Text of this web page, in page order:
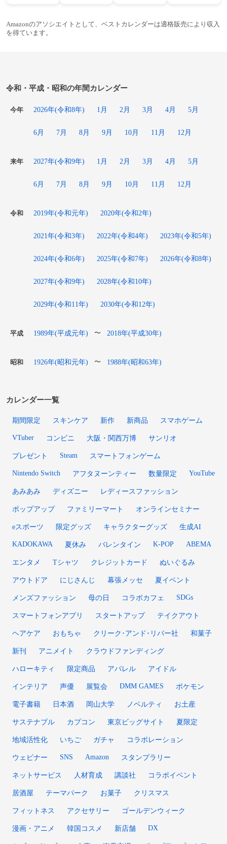
Amazonのアソシエイトとして、ベストカレンダーは適格販売により収入
を得ています。
令和・平成・昭和の年間カレンダー
今年 2026年(令和8年) 1月 2月 3月 4月 5月
6月 7月 8月 9月 10月 11月 12月
来年 2027年(令和9年) 1月 2月 3月 4月 5月
6月 7月 8月 9月 10月 11月 12月
令和 2019年(令和元年) 2020年(令和2年)
2021年(令和3年) 2022年(令和4年) 2023年(令和5年)
2024年(令和6年) 2025年(令和7年) 2026年(令和8年)
2027年(令和9年) 2028年(令和10年)
2029年(令和11年) 2030年(令和12年)
平成 1989年(平成元年) 〜 2018年(平成30年)
昭和 1926年(昭和元年) 〜 1988年(昭和63年)
カレンダー一覧
期間限定 スキンケア 新作 新商品 スマホゲーム
VTuber コンビニ 大阪・関西万博 サンリオ
プレゼント Steam スマートフォンゲーム
Nintendo Switch アフタヌーンティー 数量限定 YouTube
あみあみ ディズニー レディースファッション
ポップアップ ファミリーマート オンラインセミナー
eスポーツ 限定グッズ キャラクターグッズ 生成AI
KADOKAWA 夏休み バレンタイン K-POP ABEMA
エンタメ Tシャツ クレジットカード ぬいぐるみ
アウトドア にじさんじ 幕張メッセ 夏イベント
メンズファッション 母の日 コラボカフェ SDGs
スマートフォンアプリ スタートアップ テイクアウト
ヘアケア おもちゃ クリーク･アンド･リバー社 和菓子
新刊 アニメイト クラウドファンディング
ハローキティ 限定商品 アパレル アイドル
インテリア 声優 展覧会 DMM GAMES ポケモン
電子書籍 日本酒 岡山大学 ノベルティ お土産
サステナブル カプコン 東京ビッグサイト 夏限定
地域活性化 いちご ガチャ コラボレーション
ウェビナー SNS Amazon スタンプラリー
ネットサービス 人材育成 講談社 コラボイベント
居酒屋 テーマパーク お菓子 クリスマス
フィットネス アクセサリー ゴールデンウィーク
漫画・アニメ 韓国コスメ 新店舗 DX